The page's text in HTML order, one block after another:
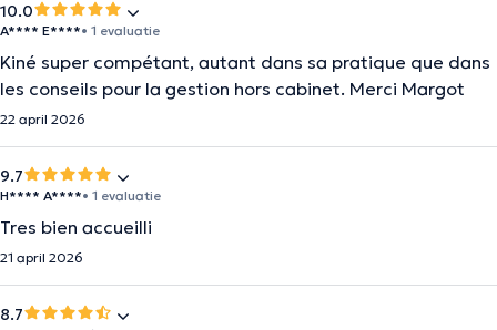
10.0
A**** E****• 1 evaluatie
Kiné super compétant, autant dans sa pratique que dans
les conseils pour la gestion hors cabinet. Merci Margot
22 april 2026
9.7
H**** A****• 1 evaluatie
Tres bien accueilli
21 april 2026
8.7